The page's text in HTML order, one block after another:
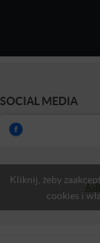
SOCIAL MEDIA
Kliknij, żeby
cookies i